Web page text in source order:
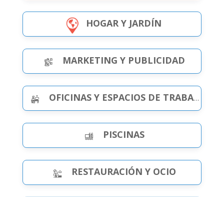
HOGAR Y JARDÍN
MARKETING Y PUBLICIDAD
OFICINAS Y ESPACIOS DE TRABAJO
PISCINAS
RESTAURACIÓN Y OCIO